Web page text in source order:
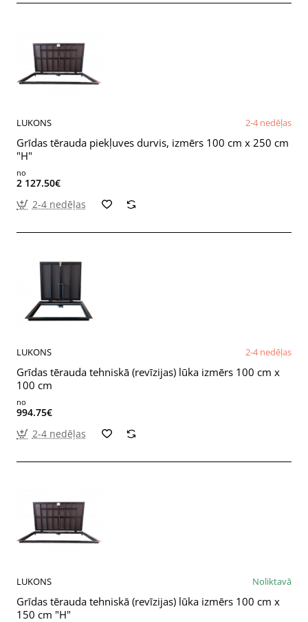
LUKONS 2-4 nedēļas
Grīdas tērauda piekļuves durvis, izmērs 100 cm x 250 cm
"H"
no
2 127.50€
2-4 nedēļas
LUKONS 2-4 nedēļas
Grīdas tērauda tehniskā (revīzijas) lūka izmērs 100 cm x
100 cm
no
994.75€
2-4 nedēļas
LUKONS Noliktavā
Grīdas tērauda tehniskā (revīzijas) lūka izmērs 100 cm x
150 cm "H"